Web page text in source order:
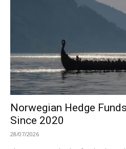
Norwegian Hedge
Since 2020
28/07/2026